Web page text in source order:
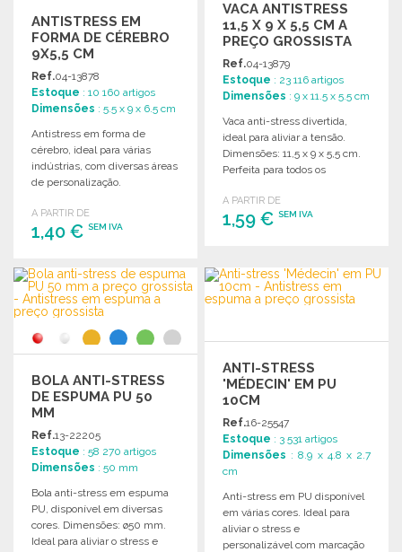
ANTISTRESS EM
FORMA DE CÉREBRO
9X5,5 CM
Ref.04-13878
Estoque : 10 160 artigos
Dimensões : 5.5 x 9 x 6.5 cm
Antistress em forma de
cérebro, ideal para várias
indústrias, com diversas áreas
de personalização.
A PARTIR DE
1,40 € SEM IVA
ENCOMENDAR
Solicitar um orçamento
VACA ANTISTRESS
11,5 X 9 X 5,5 CM A
PREÇO GROSSISTA
Ref.04-13879
Estoque : 23 116 artigos
Dimensões : 9 x 11.5 x 5.5 cm
Vaca anti-stress divertida,
ideal para aliviar a tensão.
Dimensões: 11,5 x 9 x 5,5 cm.
Perfeita para todos os
A PARTIR DE
1,59 €SEM IVA
Solicitar um orçamento
BOLA ANTI-STRESS
DE ESPUMA PU 50
MM
Ref.13-22205
Estoque : 58 270 artigos
Dimensões : 50 mm
Bola anti-stress em espuma
PU, disponível em diversas
cores. Dimensões: ø50 mm.
Ideal para aliviar o stress e
ANTI-STRESS
'MÉDECIN' EM PU
10CM
Ref.16-25547
Estoque : 3 531 artigos
Dimensões : 8.9 x 4.8 x 2.7
cm
Anti-stress em PU disponível
em várias cores. Ideal para
aliviar o stress e
personalizável com marcação